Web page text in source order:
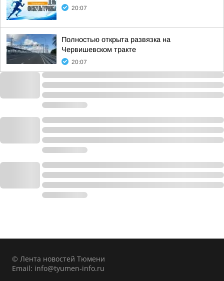
20:07
Полностью открыта развязка на
Червишевском тракте
20:07
© Лента новостей Тюмени
Email: info@tyumen-info.ru